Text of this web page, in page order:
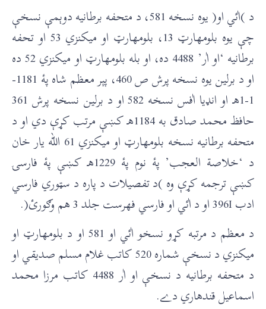
د )اٰئي او( يوه نسخه 581، د متحفه برطانيه دوېمې نسخې
چې يوه بلومهارټ 13، بلومهارټ او ميکنزي 53 او تحفه
برطانيه ‘او اٰر’ 4488 ده، او بله بلومهارټ او ميکنزي 52 ده
او د برلين يوه نسخه پرش ص 460، پېر معظم شاه پۀ 1181-
1-1هـ او انډيا اٰفس نسخه 582 او د برلين نسخه پرش 361
حافظ محمد صادق به 1184هـ کښې مرتب کړې دي او د
متحفه برطانيه نسخه بلومهارټ او ميکنزي 61 الله يار خان
د ‘خلاصة العجب’ پۀ نوم پۀ 1229هـ کښې پۀ فارسۍ
کښې ترجمه کړې وه )د تفصيلات د پاره د سټوري فارسي
ادب 396I او د اٰئي او فارسي فهرست جلد 3 هم وګورئ(.
د معظم د مرتبه کړو نسخو اٰئي او 581 او د بلومهارټ او
ميکنزي د نسخې شماره 520 کاتب غلام مسلم صديقي او
د متحفه برطانيه د نسخې او اٰر 4488 کاتب مرزا محمد
اسماعيل قندهاري دے.